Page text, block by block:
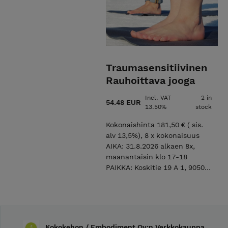
Traumasensitiivinen
Rauhoittava jooga
54.48 EUR
Incl. VAT
13.50%
2 in
stock
Kokonaishinta 181,50 € ( sis.
alv 13,5%), 8 x kokonaisuus
AIKA: 31.8.2026 alkaen 8x,
maanantaisin klo 17-18
PAIKKA: Koskitie 19 A 1, 90500